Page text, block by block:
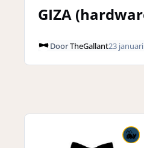
GIZA
DoorTheGallant23